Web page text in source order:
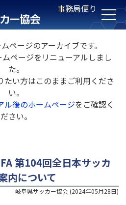
事務局便り
ページのアーカイブです。
ページをリニューアルしまし
た。
い方はこのままご利用くださ
い。
ル後のホームページをご確認く
ださい。
第104回全日本サッカ
内について
岐阜県サッカー協会 (2024年05月28日)